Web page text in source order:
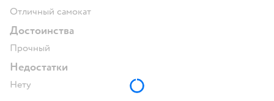
Отличный самокат
Достоинства
Прочный
Недостатки
Нету